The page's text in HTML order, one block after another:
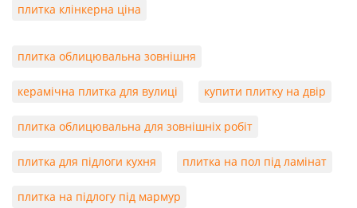
плитка клінкерна ціна
плитка облицювальна зовнішня
керамічна плитка для вулиці купити плитку на двір
плитка облицювальна для зовнішніх робіт
плитка для підлоги кухня плитка на пол під ламінат
плитка на підлогу під мармур